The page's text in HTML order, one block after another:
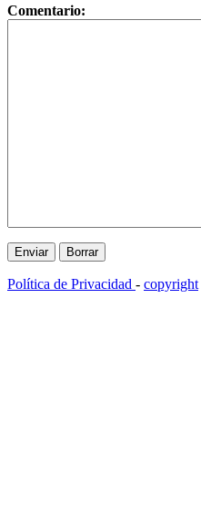
Comentario:
Política de Privacidad - copyright